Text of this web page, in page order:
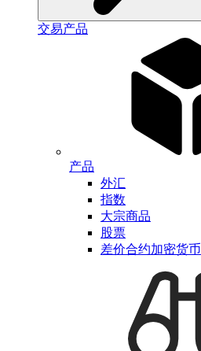
交易产品
产品
外汇
指数
大宗商品
股票
差价合约加密货币